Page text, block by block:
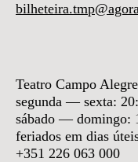
Teatro Campo Alegre
segunda — sexta:
sábado — domingo:
feriados em dias
+351 226 063 000